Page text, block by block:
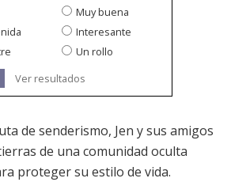
Muy buena
Interesante
Un rollo
Ver resultados
de senderismo, Jen y sus amigos
de una comunidad oculta
proteger su estilo de vida.